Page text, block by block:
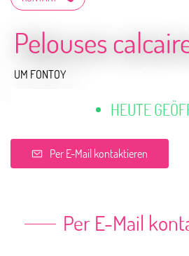
Pelouses
UM FONTOY
HEUTE
Per E-Mail kontaktieren
Per E-Mail